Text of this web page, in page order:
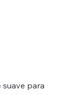
suave para